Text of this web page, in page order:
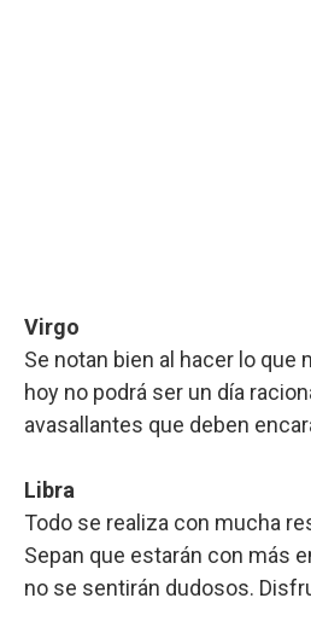
Virgo
Se notan bien al hacer lo que
hoy no podrá ser un día
avasallantes que deben
Libra
Todo se realiza con mucha
Sepan que estarán con más
no se sentirán dudosos.